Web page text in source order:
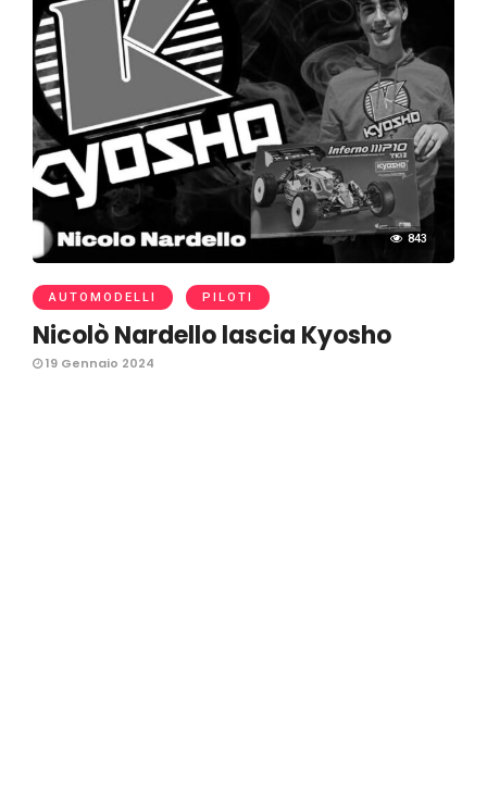
843
AUTOMODELLI PILOTI
Nicolò Nardello lascia Kyosho
19 Gennaio 2024